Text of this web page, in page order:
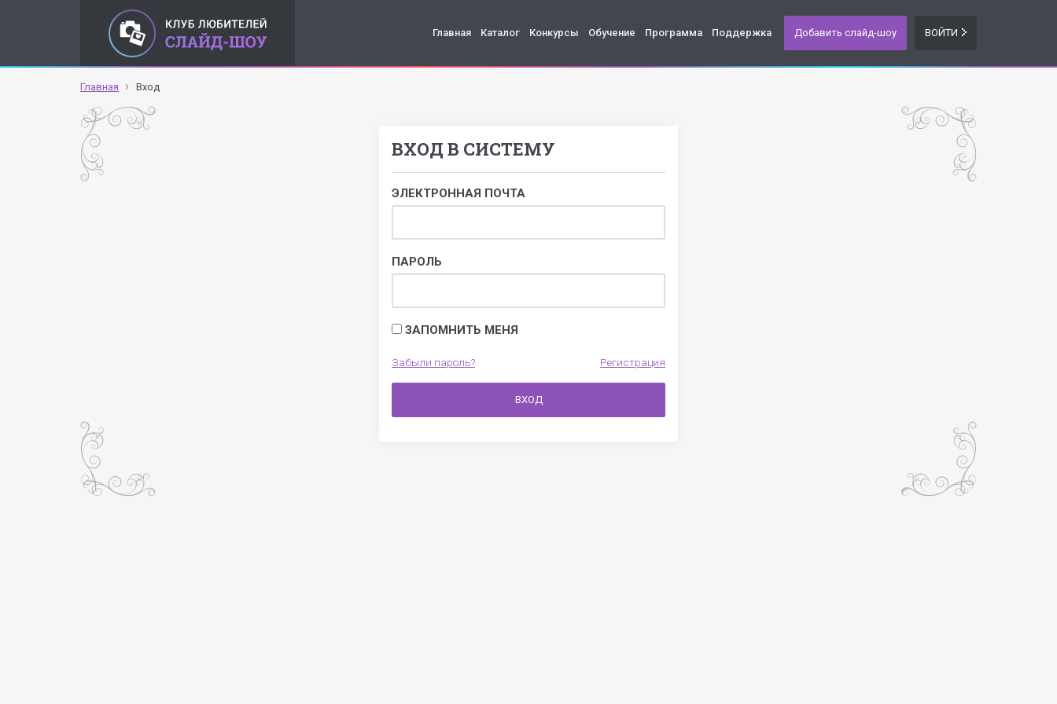
Главная Каталог Конкурсы Обучение Программа Поддержка Добавить слайд-шоу ВОЙТИ
Главная Вход
ВХОД В СИСТЕМУ
ЭЛЕКТРОННАЯ ПОЧТА
ПАРОЛЬ
ЗАПОМНИТЬ МЕНЯ
Забыли пароль? Регистрация
ВХОД